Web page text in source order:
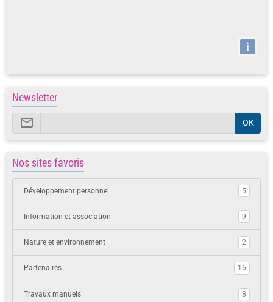
i
Newsletter
OK
Nos sites favoris
Développement personnel 5
Information et association 9
Nature et environnement 2
Partenaires 16
Travaux manuels 8